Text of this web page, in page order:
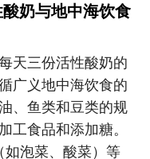
奶与地中海饮食
天三份活性酸奶的
广义地中海饮食的
、鱼类和豆类的规
工食品和添加糖。
泡菜、酸菜）等